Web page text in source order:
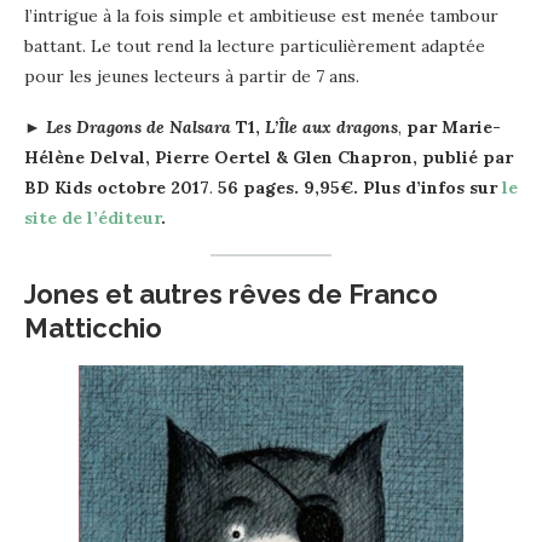
l’intrigue à la fois simple et ambitieuse est menée tambour
battant. Le tout rend la lecture particulièrement adaptée
pour les jeunes lecteurs à partir de 7 ans.
► Les Dragons de Nalsara T1, L’Île aux dragons, parMarie-
Hélène Delval, Pierre Oertel & Glen Chapron, publié par
BD Kids octobre 2017. 56 pages. 9,95€. Plus d’infos surle
site de l’éditeur.
Jones et autres rêves de Franco
Matticchio